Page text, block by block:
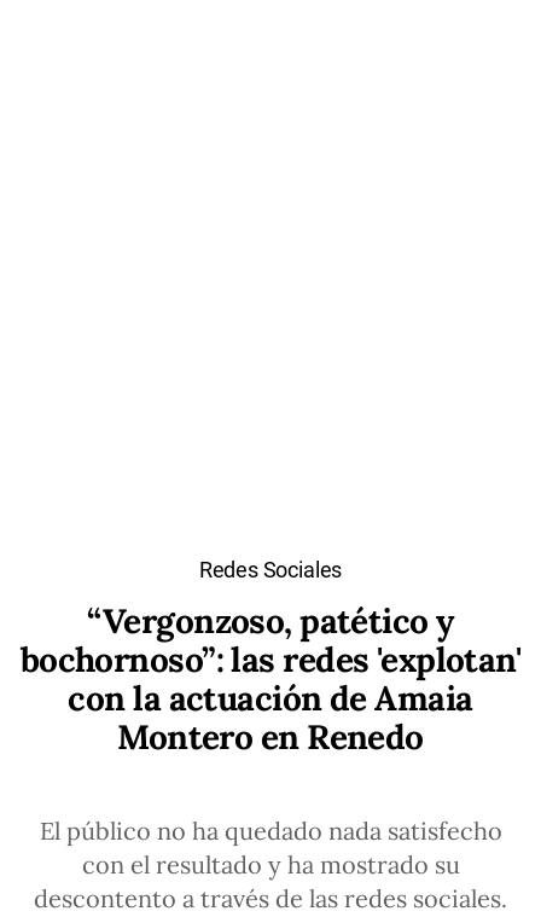
Redes Sociales
“Vergonzoso, patético y
bochornoso”: las redes 'explotan'
con la actuación de Amaia
Montero en Renedo
El público no ha quedado nada satisfecho
con el resultado y ha mostrado su
descontento a través de las redes sociales.